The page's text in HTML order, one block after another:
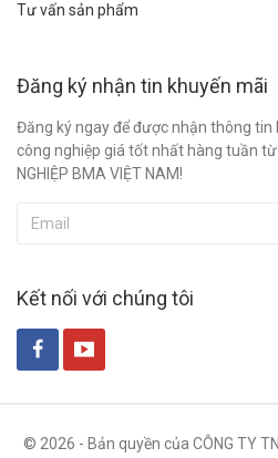
Tư vấn sản phẩm
Đăng ký nhận tin khuyến mãi
Đăng ký ngay để được nhận thông tin
công nghiệp giá tốt nhất hàng tuần từ
NGHIỆP BMA VIỆT NAM!
Kết nối với chúng tôi
© 2026 - Bản quyền của CÔNG TY